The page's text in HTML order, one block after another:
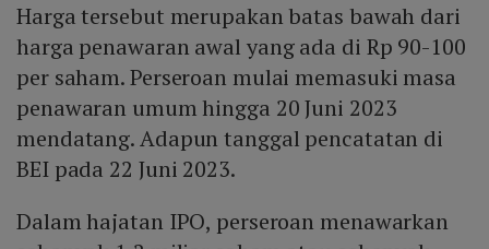
Harga tersebut merupakan batas bawah dari
harga penawaran awal yang ada di Rp 90-100
per saham. Perseroan mulai memasuki masa
penawaran umum hingga 20 Juni 2023
mendatang. Adapun tanggal pencatatan di
BEI pada 22 Juni 2023.
Dalam hajatan IPO, perseroan menawarkan